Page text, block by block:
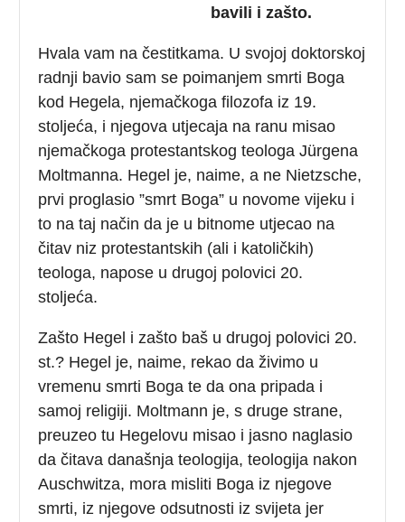
bavili i zašto.
Hvala vam na čestitkama. U svojoj doktorskoj
radnji bavio sam se poimanjem smrti Boga
kod Hegela, njemačkoga filozofa iz 19.
stoljeća, i njegova utjecaja na ranu misao
njemačkoga protestantskog teologa Jürgena
Moltmanna. Hegel je, naime, a ne Nietzsche,
prvi proglasio ”smrt Boga” u novome vijeku i
to na taj način da je u bitnome utjecao na
čitav niz protestantskih (ali i katoličkih)
teologa, napose u drugoj polovici 20.
stoljeća.
Zašto Hegel i zašto baš u drugoj polovici 20.
st.? Hegel je, naime, rekao da živimo u
vremenu smrti Boga te da ona pripada i
samoj religiji. Moltmann je, s druge strane,
preuzeo tu Hegelovu misao i jasno naglasio
da čitava današnja teologija, teologija nakon
Auschwitza, mora misliti Boga iz njegove
smrti, iz njegove odsutnosti iz svijeta jer